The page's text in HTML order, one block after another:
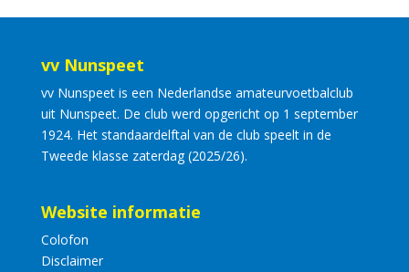
vv Nunspeet
vv Nunspeet is een Nederlandse amateurvoetbalclub
uit Nunspeet. De club werd opgericht op 1 september
1924. Het standaardelftal van de club speelt in de
Tweede klasse zaterdag (2025/26).
Website informatie
Colofon
Disclaimer